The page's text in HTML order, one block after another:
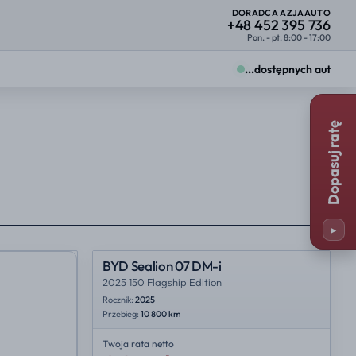
DORADCA AZJAAUTO
+48 452 395 736
Pon. - pt. 8:00 - 17:00
...dostępnych aut
Dopasuj ratę
▸
BYD Sealion 07 DM-i
2025 150 Flagship Edition
Rocznik: 2025
Przebieg: 10 800 km
Twoja rata netto